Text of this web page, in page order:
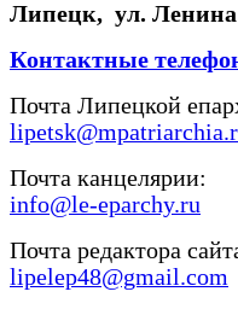
Липецк, ул. Ленина
Контактные
Почта Липецкой
Почта канцелярии:
info@le-eparchy.ru
Почта редактора
lipelep48@gmail.com